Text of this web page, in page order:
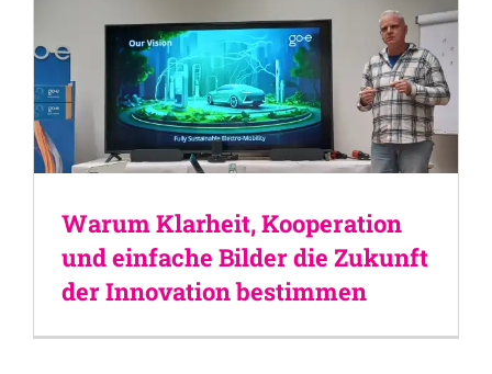
Warum Klarheit, Kooperation
und einfache Bilder die Zukunft
der Innovation bestimmen